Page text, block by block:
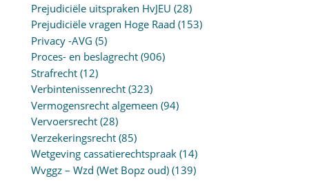
Prejudiciële uitspraken HvJEU (28)
Prejudiciële vragen Hoge Raad (153)
Privacy -AVG (5)
Proces- en beslagrecht(906)
Strafrecht(12)
Verbintenissenrecht(323)
Vermogensrecht algemeen (94)
Vervoersrecht(28)
Verzekeringsrecht(85)
Wetgeving cassatierechtspraak(14)
Wvggz – Wzd (Wet Bopz oud)(139)